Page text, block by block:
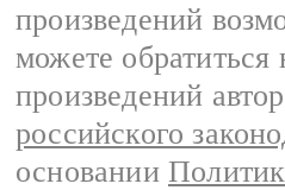
произведений
можете обратиться
произведений
российского
основании